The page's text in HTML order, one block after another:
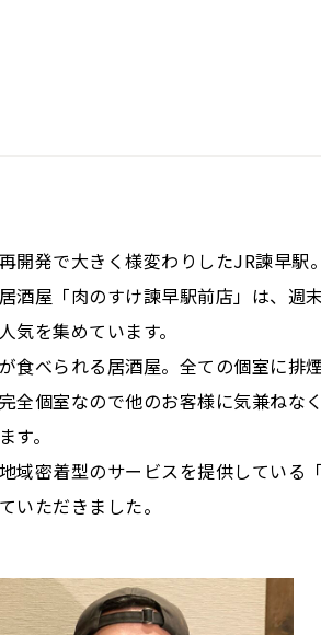
開発で大きく様変わりしたJR諫早駅
酒屋「肉のすけ諫早駅前店」は、週
気を集めています。
食べられる居酒屋。全ての個室に排
全個室なので他のお客様に気兼ねな
す。
域密着型のサービスを提供している
いただきました。